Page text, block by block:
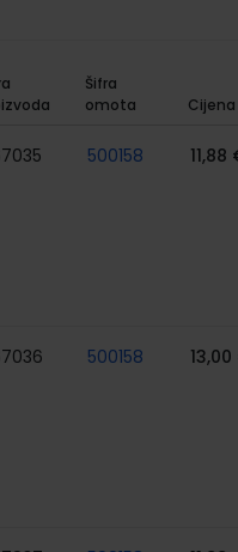
Šifra
omota
Cijena
500158 11,88
500158